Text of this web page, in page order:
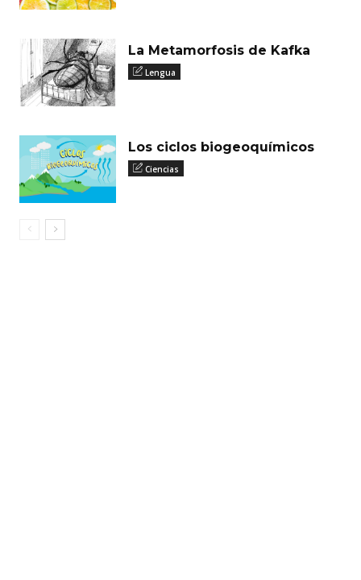
La Metamorfosis de Kafka
Lengua
Los ciclos biogeoquímicos
Ciencias